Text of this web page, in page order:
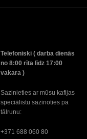
Telefoniski ( darba dienās
no 8:00 rīta līdz 17:00
vakara )
Sazinieties ar mūsu kafijas
speciālistu sazinoties pa
tālrunu:
+371 688 060 80